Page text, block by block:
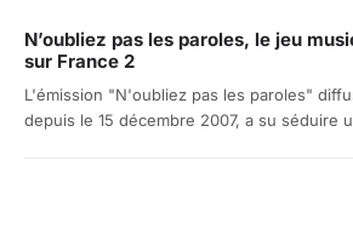
N’oubliez pas les paroles, le jeu
sur France 2
L'émission "N'oubliez pas les paroles"
depuis le 15 décembre 2007, a su séduire